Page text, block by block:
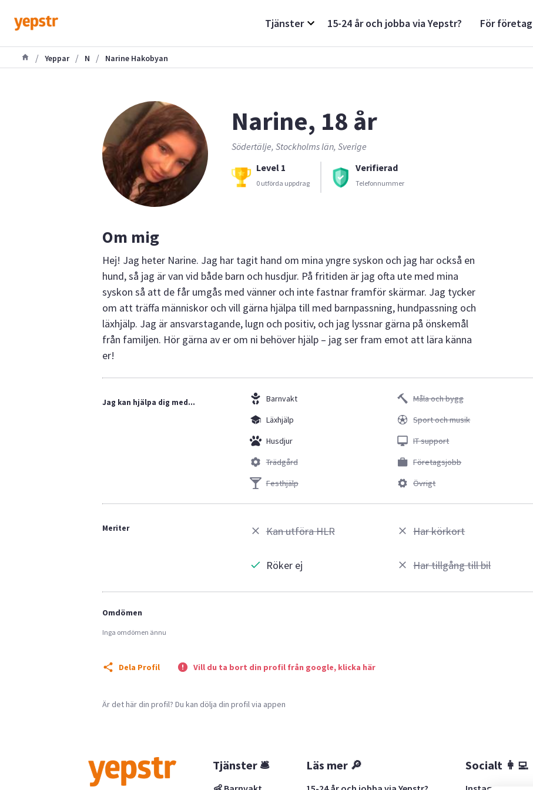
Tjänster 15-24 år och jobba via Yepstr? För företag
/ Yeppar / N / Narine Hakobyan
Narine, 18 år
Södertälje, Stockholms län, Sverige
Level 1
0 utförda uppdrag
Verifierad
Telefonnummer
Om mig
Hej! Jag heter Narine. Jag har tagit hand om mina yngre syskon och jag har också en
hund, så jag är van vid både barn och husdjur. På fritiden är jag ofta ute med mina
syskon så att de får umgås med vänner och inte fastnar framför skärmar. Jag tycker
om att träffa människor och vill gärna hjälpa till med barnpassning, hundpassning och
läxhjälp. Jag är ansvarstagande, lugn och positiv, och jag lyssnar gärna på önskemål
från familjen. Hör gärna av er om ni behöver hjälp – jag ser fram emot att lära känna
er!
Jag kan hjälpa dig med...
Barnvakt
Läxhjälp
Husdjur
Trädgård
Festhjälp
Måla och bygg
Sport och musik
IT support
Företagsjobb
Övrigt
Meriter Kan utföra HLR
Röker ej
Har körkort
Har tillgång till bil
Omdömen
Inga omdömen ännu
Dela Profil Vill du ta bort din profil från google, klicka här
Är det här din profil? Du kan dölja din profil via appen
Tjänster 🛎 Läs mer 🔎 Socialt 👩‍💻